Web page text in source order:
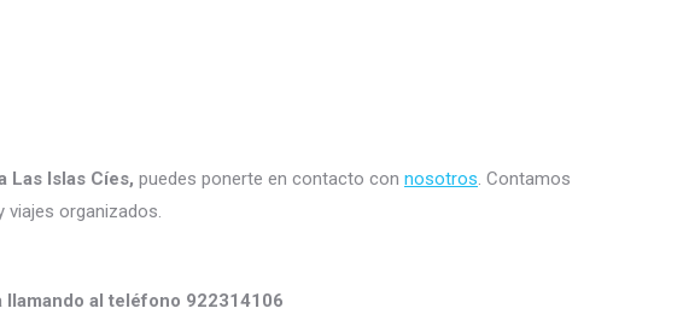
Las Islas Cíes, puedes ponerte en contacto con nosotros. Contamos
viajes organizados.
llamando al teléfono 922314106